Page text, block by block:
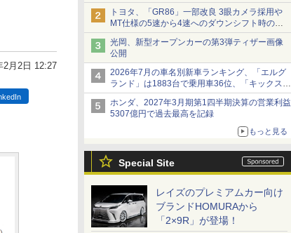
トヨタ、「GR86」一部改良 3眼カメラ採用や
MT仕様の5速から4速へのダウンシフト時の操
作性向上など
光岡、新型オープンカーの第3弾ティザー画像
公開
2026年7月の車名別新車ランキング、「エルグ
ランド」は1883台で乗用車36位、「キックス」
は2591台で27位に
ホンダ、2027年3月期第1四半期決算の営業利益
5307億円で過去最高を記録
もっと見る
Special Site
レイズのプレミアムカー向け
ブランドHOMURAから
「2×9R」が登場！
2月2日 12:27